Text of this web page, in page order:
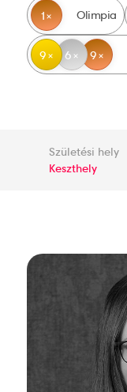
1 Olimpia
9 6 9
Születési hely
Keszthely